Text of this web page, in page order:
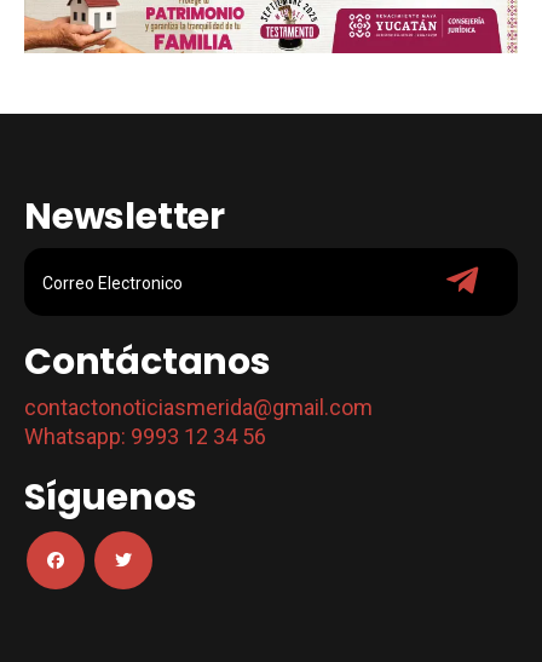
Newsletter
Contáctanos
contactonoticiasmerida@gmail.com
Whatsapp: 9993 12 34 56
Síguenos